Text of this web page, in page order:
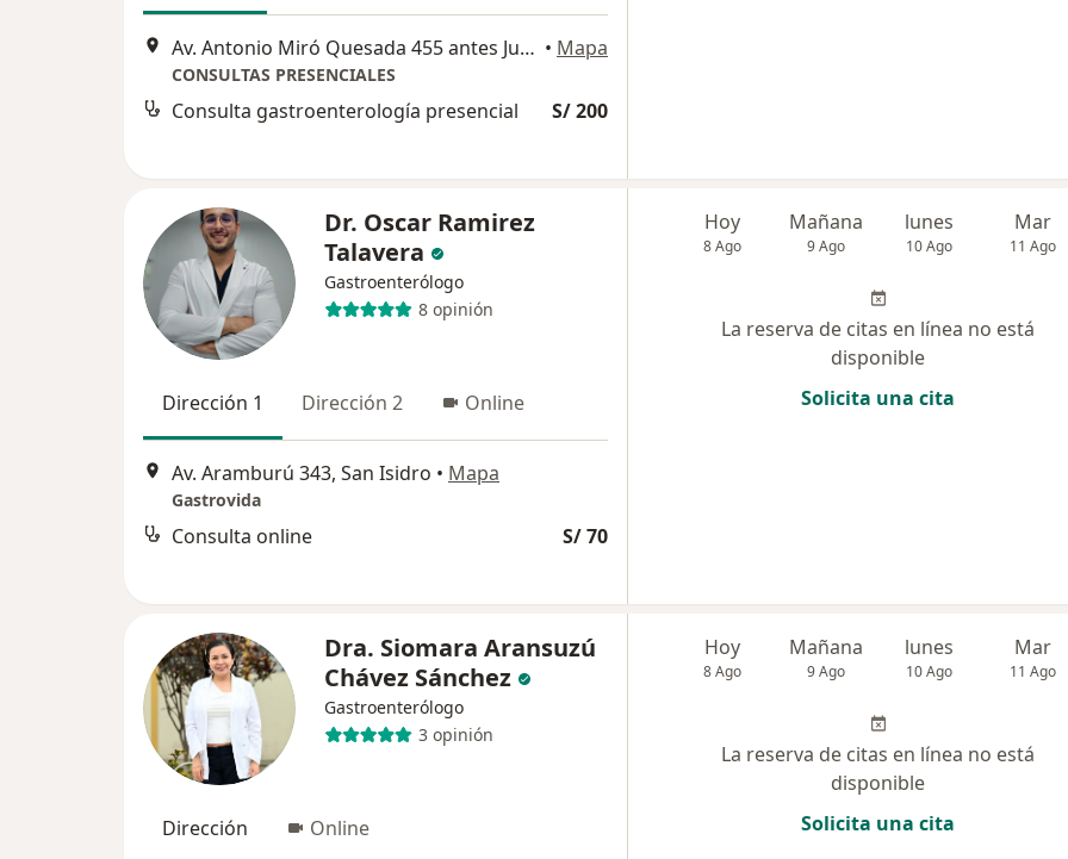
Av. Antonio Miró Quesada 455 antes Juan de Aliaga 2do piso 201, Magdalena del Mar • Mapa
CONSULTAS PRESENCIALES
Consulta gastroenterología presencial S/ 200
Dr. Oscar Ramirez
Talavera
Gastroenterólogo
8 opinión
Dirección 1 Dirección 2 Online
Av. Aramburú 343, San Isidro • Mapa
Gastrovida
Consulta online S/ 70
Hoy
8 Ago
Mañana
9 Ago
lunes
10 Ago
Mar
11 Ago
La reserva de citas en línea no está
disponible
Solicita una cita
Dra. Siomara Aransuzú
Chávez Sánchez
Gastroenterólogo
3 opinión
Dirección Online
Hoy
8 Ago
Mañana
9 Ago
lunes
10 Ago
Mar
11 Ago
La reserva de citas en línea no está
disponible
Solicita una cita